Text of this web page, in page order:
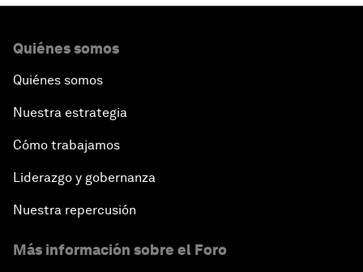
Quiénes somos
Quiénes somos
Nuestra estrategia
Cómo trabajamos
Liderazgo y gobernanza
Nuestra repercusión
Más información sobre el Foro